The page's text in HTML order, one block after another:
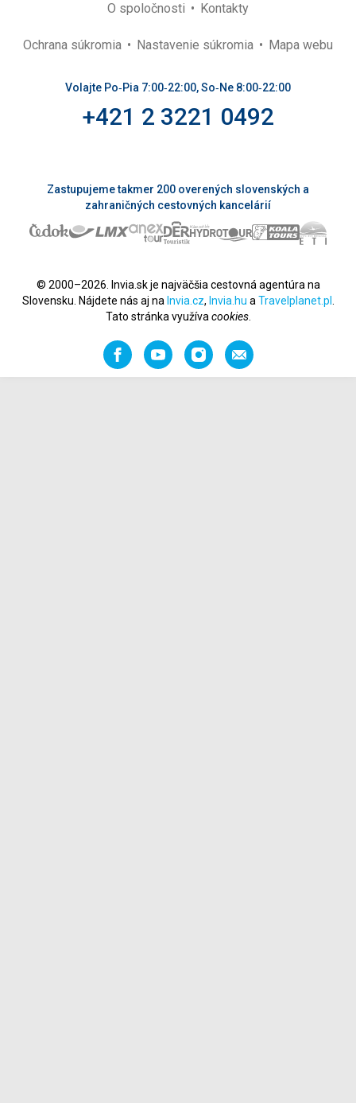
O spoločnosti
Kontakty
Ochrana súkromia Nastavenie súkromia Mapa webu
Volajte Po‑Pia 7:00‑22:00, So‑Ne 8:00‑22:00
+421 2 3221 0492
Zastupujeme takmer 200 overených slovenských a
zahraničných cestovných kancelárií
© 2000–2026. Invia.sk je najväčšia cestovná agentúra na
Slovensku. Nájdete nás aj na Invia.cz, Invia.hu a Travelplanet.pl
Tato stránka využíva cookies.
FacebookYouTubeInstagramOdporučiť